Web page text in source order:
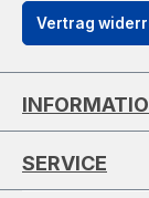
Vertrag
SERVICE